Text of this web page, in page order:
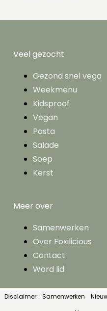
Veel gezocht
Gezond snel vega
Weekmenu
Kidsproof
Vegan
Pasta
Salade
Soep
Kerst
Meer over
Samenwerken
Over Foxilicious
Contact
Word lid
Disclaimer Samenwerken